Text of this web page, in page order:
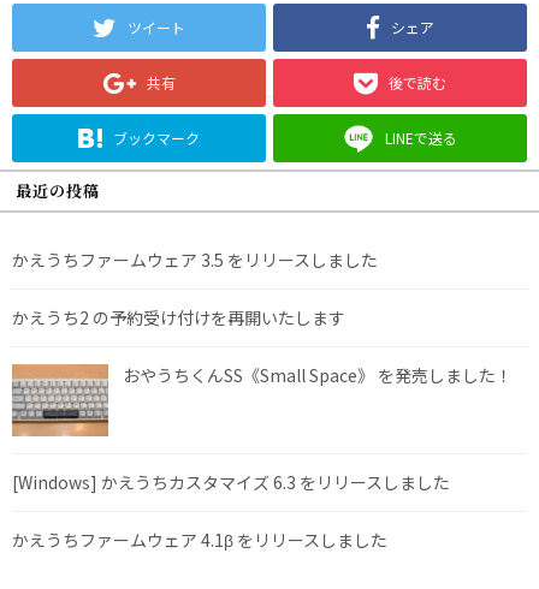
ツイート シェア
共有 後で読む
ブックマーク LINEで送る
最近の投稿
かえうちファームウェア 3.5 をリリースしました
かえうち2 の予約受け付けを再開いたします
おやうちくんSS《Small Space》 を発売しました！
[Windows] かえうちカスタマイズ 6.3 をリリースしました
かえうちファームウェア 4.1β をリリースしました